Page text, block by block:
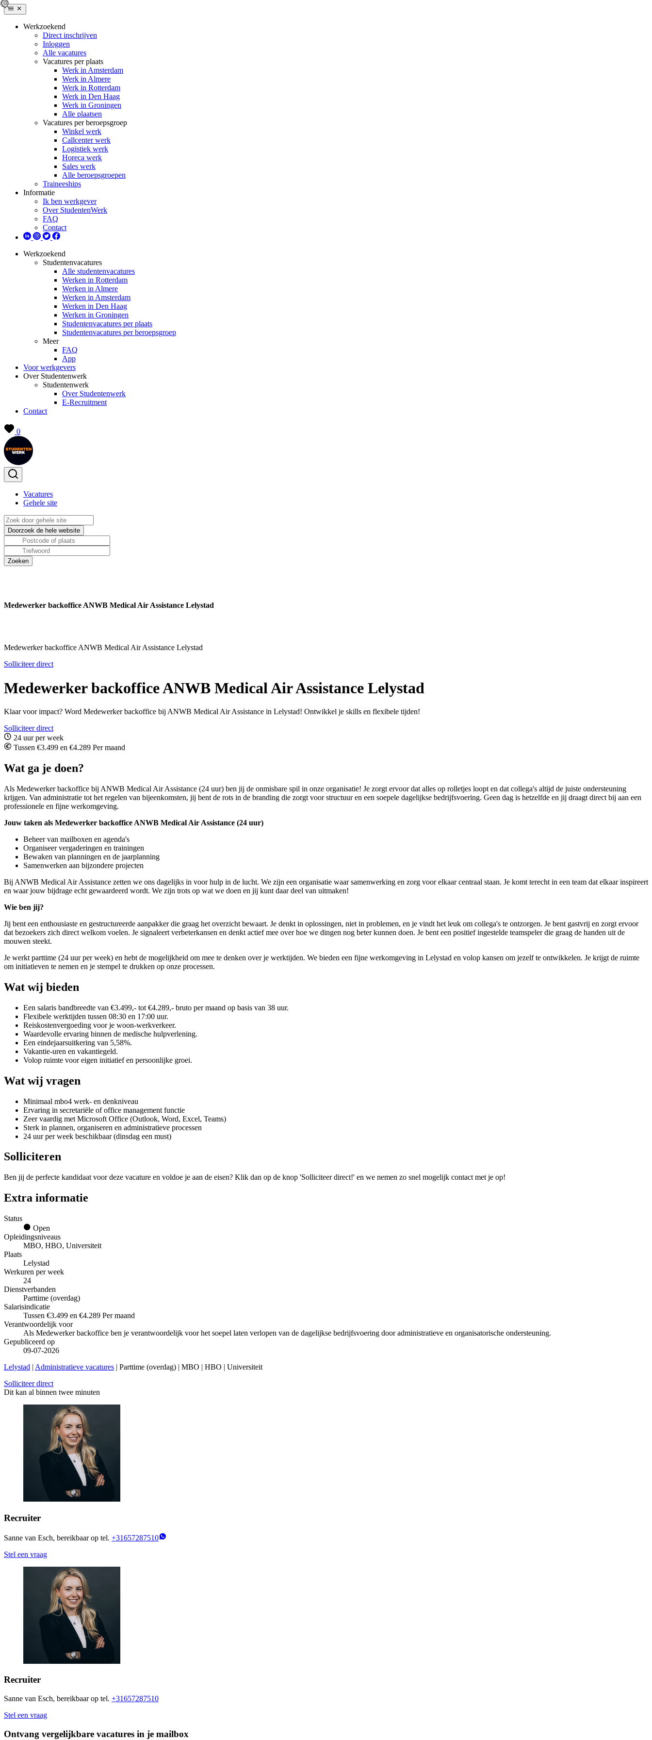
Werkzoekend
Direct inschrijven
Inloggen
Alle vacatures
Vacatures per plaats
Werk in Amsterdam
Werk in Almere
Werk in Rotterdam
Werk in Den Haag
Werk in Groningen
Alle plaatsen
Vacatures per beroepsgroep
Winkel werk
Callcenter werk
Logistiek werk
Horeca werk
Sales werk
Alle beroepsgroepen
Traineeships
Informatie
Ik ben werkgever
Over StudentenWerk
FAQ
Contact
Werkzoekend
Studentenvacatures
Alle studentenvacatures
Werken in Rotterdam
Werken in Almere
Werken in Amsterdam
Werken in Den Haag
Werken in Groningen
Studentenvacatures per plaats
Studentenvacatures per beroepsgroep
Meer
FAQ
App
Voor werkgevers
Over Studentenwerk
Studentenwerk
Over Studentenwerk
E-Recruitment
Contact
0
Vacatures
Gehele site
Medewerker backoffice ANWB Medical Air Assistance Lelystad
Medewerker backoffice ANWB Medical Air Assistance Lelystad
Solliciteer direct
Medewerker backoffice ANWB Medical Air Assistance Lelystad
Klaar voor impact? Word Medewerker backoffice bij ANWB Medical Air Assistance in Lelystad! Ontwikkel je skills en flexibele tijden!
Solliciteer direct
24 uur per week
Tussen €3.499 en €4.289 Per maand
Wat ga je doen?
Als Medewerker backoffice bij ANWB Medical Air Assistance (24 uur) ben jij de onmisbare spil in onze organisatie! Je zorgt ervoor dat alles op rolletjes loopt en dat collega's altijd de juiste ondersteuning
krijgen. Van administratie tot het regelen van bijeenkomsten, jij bent de rots in de branding die zorgt voor structuur en een soepele dagelijkse bedrijfsvoering. Geen dag is hetzelfde en jij draagt direct bij aan een
professionele en fijne werkomgeving.
Jouw taken als Medewerker backoffice ANWB Medical Air Assistance (24 uur)
Beheer van mailboxen en agenda's
Organiseer vergaderingen en trainingen
Bewaken van planningen en de jaarplanning
Samenwerken aan bijzondere projecten
Bij ANWB Medical Air Assistance zetten we ons dagelijks in voor hulp in de lucht. We zijn een organisatie waar samenwerking en zorg voor elkaar centraal staan. Je komt terecht in een team dat elkaar inspireert
en waar jouw bijdrage echt gewaardeerd wordt. We zijn trots op wat we doen en jij kunt daar deel van uitmaken!
Wie ben jij?
Jij bent een enthousiaste en gestructureerde aanpakker die graag het overzicht bewaart. Je denkt in oplossingen, niet in problemen, en je vindt het leuk om collega's te ontzorgen. Je bent gastvrij en zorgt ervoor
dat bezoekers zich direct welkom voelen. Je signaleert verbeterkansen en denkt actief mee over hoe we dingen nog beter kunnen doen. Je bent een positief ingestelde teamspeler die graag de handen uit de
mouwen steekt.
Je werkt parttime (24 uur per week) en hebt de mogelijkheid om mee te denken over je werktijden. We bieden een fijne werkomgeving in Lelystad en volop kansen om jezelf te ontwikkelen. Je krijgt de ruimte
om initiatieven te nemen en je stempel te drukken op onze processen.
Wat wij bieden
Een salaris bandbreedte van €3.499,- tot €4.289,- bruto per maand op basis van 38 uur.
Flexibele werktijden tussen 08:30 en 17:00 uur.
Reiskostenvergoeding voor je woon-werkverkeer.
Waardevolle ervaring binnen de medische hulpverlening.
Een eindejaarsuitkering van 5,58%.
Vakantie-uren en vakantiegeld.
Volop ruimte voor eigen initiatief en persoonlijke groei.
Wat wij vragen
Minimaal mbo4 werk- en denkniveau
Ervaring in secretariële of office management functie
Zeer vaardig met Microsoft Office (Outlook, Word, Excel, Teams)
Sterk in plannen, organiseren en administratieve processen
24 uur per week beschikbaar (dinsdag een must)
Solliciteren
Ben jij de perfecte kandidaat voor deze vacature en voldoe je aan de eisen? Klik dan op de knop 'Solliciteer direct!' en we nemen zo snel mogelijk contact met je op!
Extra informatie
Status
Open
Opleidingsniveaus
MBO, HBO, Universiteit
Plaats
Lelystad
Werkuren per week
24
Dienstverbanden
Parttime (overdag)
Salarisindicatie
Tussen €3.499 en €4.289 Per maand
Verantwoordelijk voor
Als Medewerker backoffice ben je verantwoordelijk voor het soepel laten verlopen van de dagelijkse bedrijfsvoering door administratieve en organisatorische ondersteuning.
Gepubliceerd op
09-07-2026
Lelystad | Administratieve vacatures | Parttime (overdag) | MBO | HBO | Universiteit
Solliciteer direct
Dit kan al binnen twee minuten
Recruiter
Sanne van Esch, bereikbaar op tel. +31657287510
Stel een vraag
Recruiter
Sanne van Esch, bereikbaar op tel. +31657287510
Stel een vraag
Ontvang vergelijkbare vacatures in je mailbox